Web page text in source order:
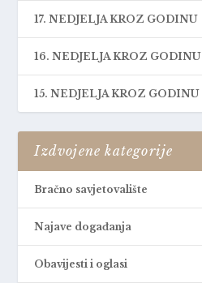
17. NEDJELJA KROZ GODINU
16. NEDJELJA KROZ GODINU
15. NEDJELJA KROZ GODINU
Izdvojene kategorije
Bračno savjetovalište
Najave događanja
Obavijesti i oglasi